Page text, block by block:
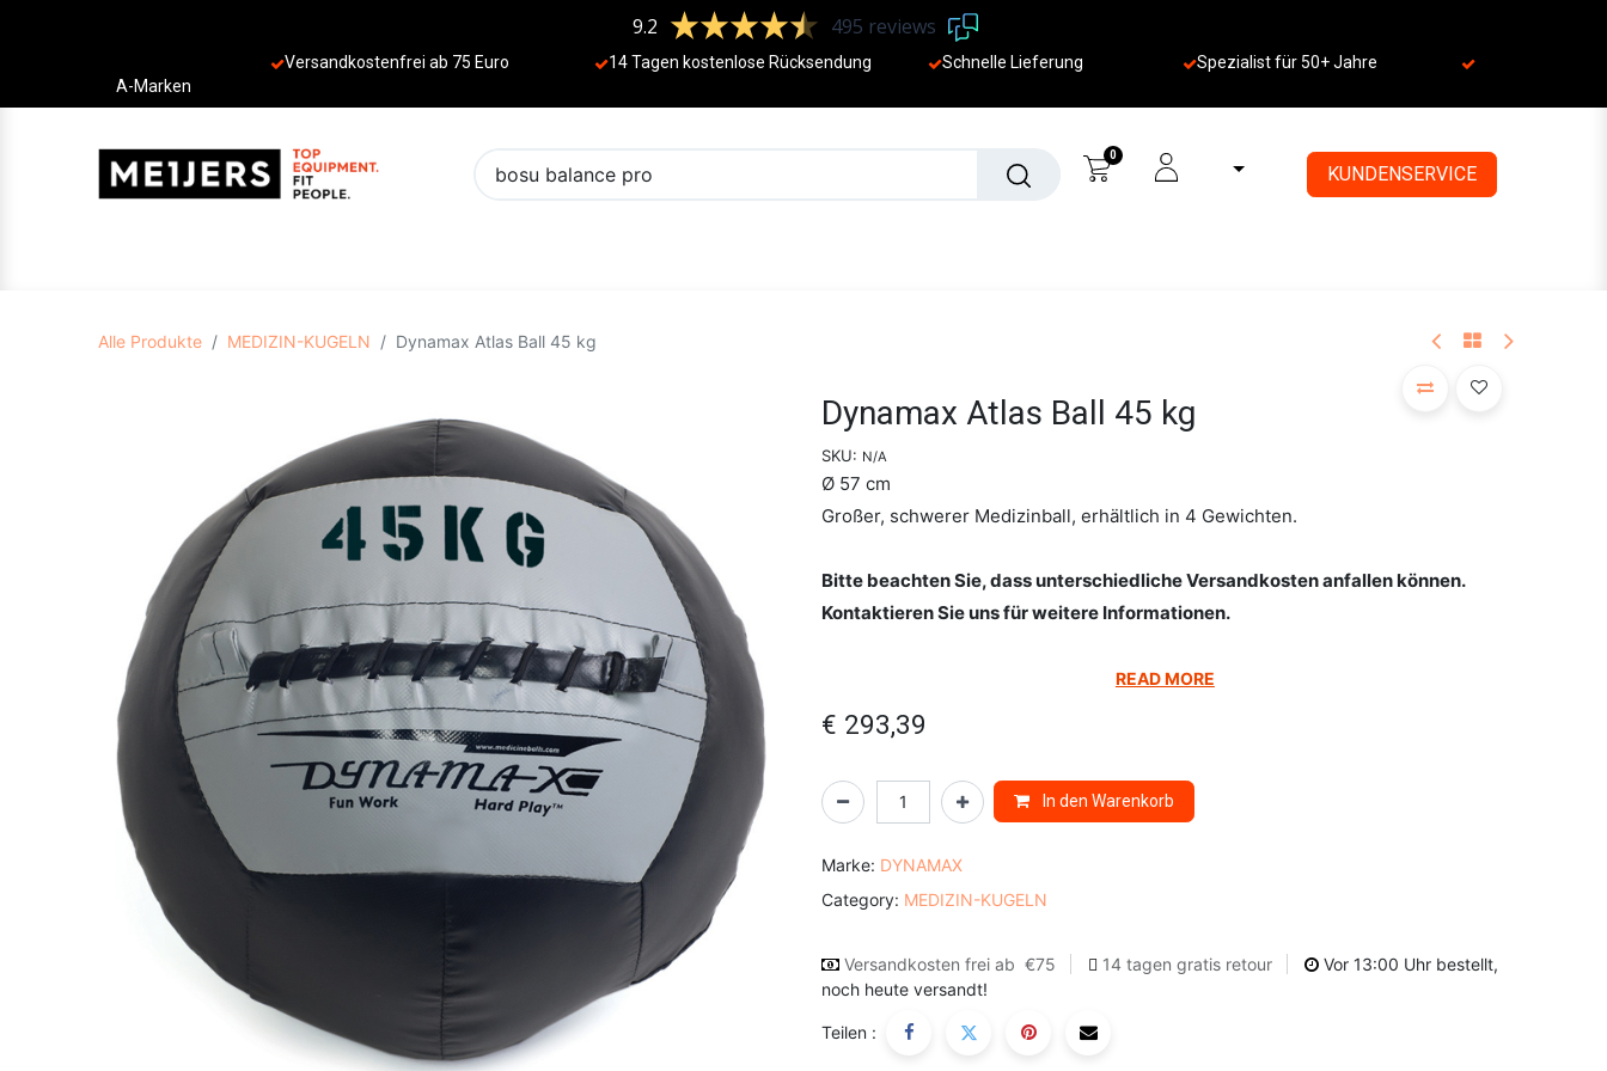
9.2 495 reviews
Versandkostenfrei ab 75 Euro 14 Tagen kostenlose Rücksendung Schnelle Lieferung Spezialist für 50+ Jahre
A-Marken
0
KUNDENSERVICE
Alle Produkte MEDIZIN-KUGELN Dynamax Atlas Ball 45 kg
Dynamax Atlas Ball 45 kg
SKU: N/A
Ø 57 cm
Großer, schwerer Medizinball, erhältlich in 4 Gewichten.
Bitte beachten Sie, dass unterschiedliche Versandkosten anfallen können.
Kontaktieren Sie uns für weitere Informationen.
READ MORE
€ 293,39
In den Warenkorb
Marke: DYNAMAX
Category: MEDIZIN-KUGELN
Versandkosten frei ab €75 14 tagen gratis retour
Vor 13:00 Uhr bestellt,
noch heute versandt!
Teilen :